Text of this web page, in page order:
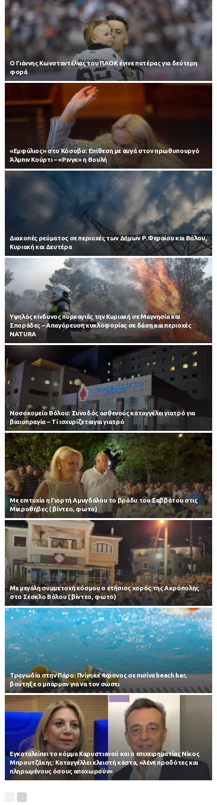
Ο Γιάννης Κωνσταντέλιας του ΠΑΟΚ έγινε πατέρας για δεύτερη
φορά
«Εμφύλιος» στο Κόσοβο: Επίθεση με αυγά στον πρωθυπουργό
Άλμπιν Κούρτι – «Ρινγκ» η Βουλή
Διακοπές ρεύματος σε περιοχές των Δήμων Ρ.Φεραίου και Βόλου,
Κυριακή και Δευτέρα
Υψηλός κίνδυνος πυρκαγιάς την Κυριακή σε Μαγνησία και
Σποράδες – Απαγόρευση κυκλοφορίας σε δάση και περιοχές
NATURA
Νοσοκομείο Βόλου: Συνοδός ασθενούς καταγγέλει γιατρό για
βιαιοπραγία – Τί ισχυρίζεταιγια γιατρό
Με επιτυχία η Γιορτή Αμυγδάλου το βράδυ του Σαββάτου στις
Μικροθήβες ( βίντεο, φωτο)
Με μεγάλη συμμετοχή κόσμου ο ετήσιος χορός της Ακρόπολης
στο Σέσκλο Βόλου ( βίντεο, φωτο)
Τραγωδία στην Πάρο: Πνίγηκε 4χρονος σε πισίνα beach bar,
βούτηξε ο μπάρμαν για να τον σώσει
Εγκαταλείπει το κόμμα Καρυστιανού και ο επιχειρηματίας Νίκος
Μπρουτζάκης: Καταγγέλλει κλειστή κάστα, «λένε προδότες και
πληρωμένους όσους αποχωρούν»